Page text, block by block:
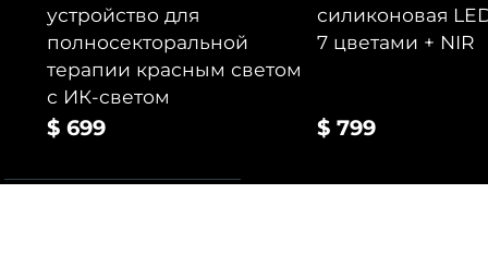
устройство для
полносекторальной
терапии красным светом
с ИК-светом
$ 699
силиконовая
7 цветами + NIR
$ 799